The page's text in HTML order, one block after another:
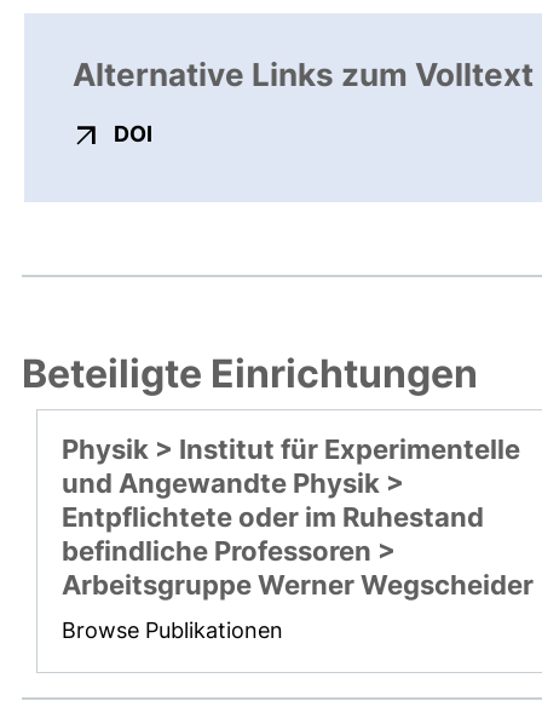
Alternative Links zum Volltext
DOI
Beteiligte Einrichtungen
Physik > Institut für Experimentelle
und Angewandte Physik >
Entpflichtete oder im Ruhestand
befindliche Professoren >
Arbeitsgruppe Werner Wegscheider
Browse Publikationen